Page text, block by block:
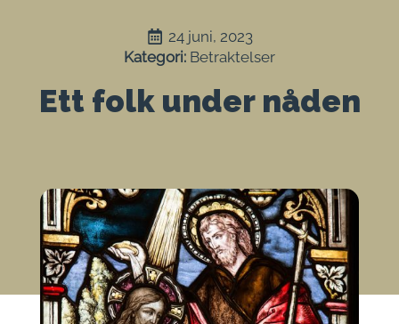
24 juni, 2023
Kategori: Betraktelser
Ett folk under nåden